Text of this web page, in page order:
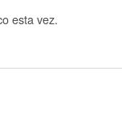
esta vez.